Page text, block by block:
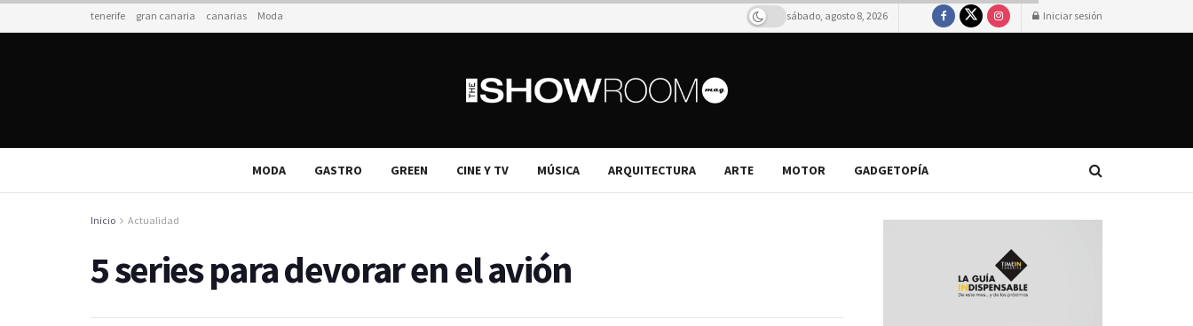
tenerife gran canaria canarias Moda sábado, agosto 8, 2026 Iniciar sesión
MODA GASTRO GREEN CINE Y TV MÚSICA ARQUITECTURA ARTE MOTOR GADGETOPÍA
Inicio Actualidad
5 series para devorar en el avión